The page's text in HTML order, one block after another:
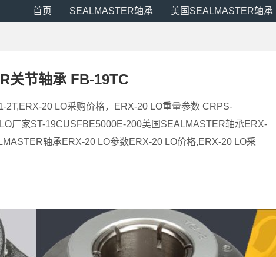
首页 SEALMASTER轴承 美国SEALMASTER轴承
关节轴承 FB-19TC
20 LO采购价格，ERX-20 LO重量参数 CRPS-
厂家ST-19CUSFBE5000E-200美国SEALMASTER轴承ERX-
轴承ERX-20 LO参数ERX-20 LO价格,ERX-20 LO采